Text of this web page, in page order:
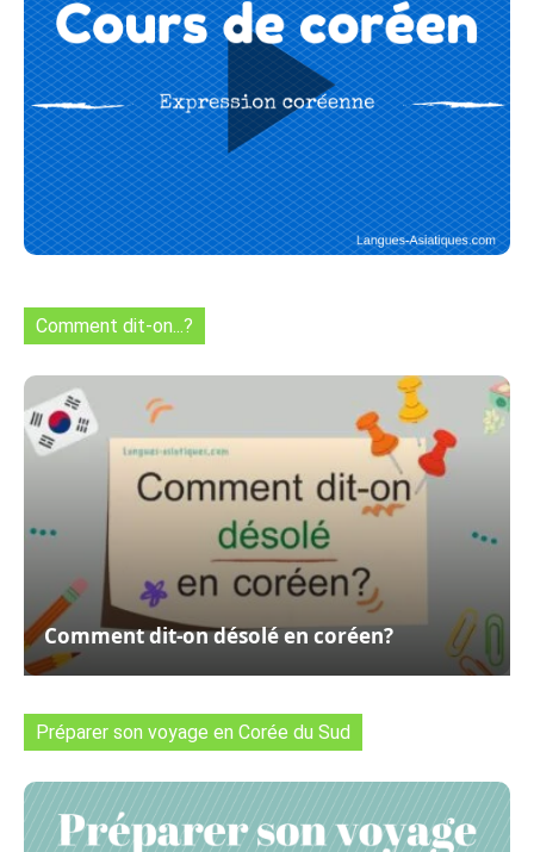
Comment dit-on...?
Comment dit-on désolé en coréen?
Préparer son voyage en Corée du Sud